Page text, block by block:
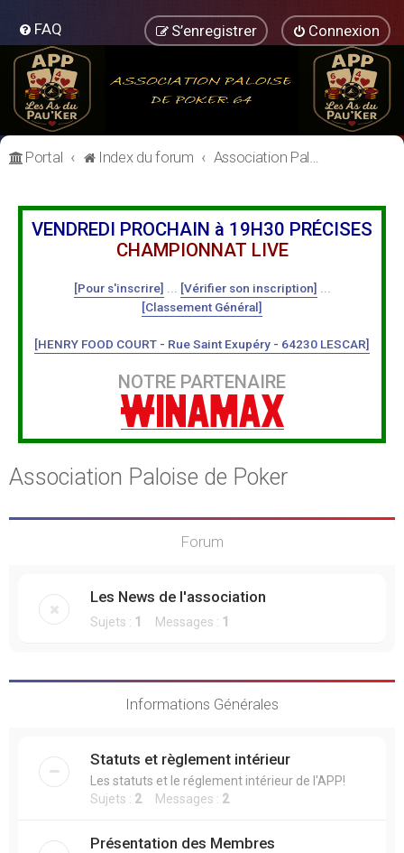
FAQ Connexion
S’enregistrer
Portal Index du forum Association Paloise de Poker
VENDREDI PROCHAIN à 19H30 PRÉCISES
CHAMPIONNAT LIVE
[Pour s'inscrire] [Vérifier son inscription]
[Classement Général]
[HENRY FOOD COURT - Rue Saint Exupéry - 64230 LESCAR]
NOTRE PARTENAIRE
Association Paloise de Poker
Forum
Les News de l'association
Sujets : 1 Messages : 1
Informations Générales
Statuts et règlement intérieur
Les statuts et le réglement intérieur de l'APP!
Sujets : 2Messages : 2
Présentation des Membres